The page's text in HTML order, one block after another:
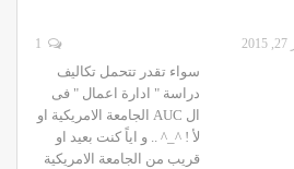
سواء تقدر تتحمل تكاليف
دراسة " ادارة اعمال " فى
ال AUC الجامعة الامريكية او
لأ ! ^_^ .. و اياً كنت بعيد او
قريب من الجامعة الامريكية